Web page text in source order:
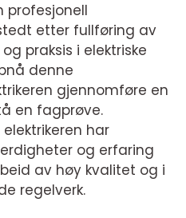
profesjonell
etter fullføring av
praksis i elektriske
denne
gjennomføre en
en fagprøve.
har
og erfaring
av høy kvalitet og i
regelverk.